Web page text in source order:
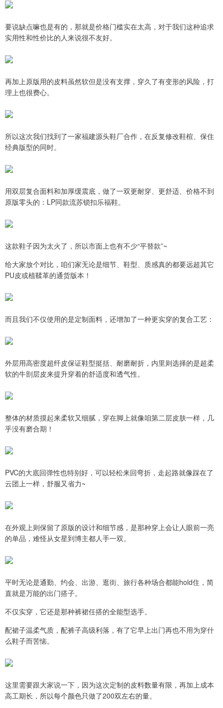
要说缺点嘛也是有的，那就是价格门槛实在太高，对于我们这种追求
实用性和性价比的人来说很不友好。
再加上原版用的皮料虽然软但是没有支撑，穿久了有变形的风险，打
理上也很费心。
所以这次我们找到了一家福建源头鞋厂合作，在反复修改鞋楦、保住
经典版型的同时。
用双层复合面料和加厚缓震底，做了一双更耐穿、更舒适、价格不到
原版零头的：LP同款流苏锁扣乐福鞋。
这款鞋子因为太火了，所以市面上也有不少“平替款”~
给大家放个对比，咱们家无论是细节、鞋型、质感真的都要远超其它
PU皮或植鞣革的通货版本！
而且我们不仅使用的是定制面料，还增加了一种更实穿的复合工艺：
外层用高密度超纤皮保证鞋型挺括、耐磨耐折，内里则选择的是超柔
软的牛剖层皮来提升穿着的舒适度和透气性。
整体的材质摸起来柔软又细腻，穿在脚上就像咱第二层皮肤一样，几
乎没有磨合期！
PVC的大底回弹性也特别好，可以轻松来回弯折，走起路就像踩在了
云团上一样，舒服又省力~
在外观上则保留了原版的设计和细节感，是那种穿上会让人眼前一亮
的单品，难怪从女星到博主都人手一双。
平时无论是通勤、约会、出游、逛街、旅行各种场合都能hold住，简
直就是万能的出门搭子。
不仅实穿，它还是那种裤裙任搭的全能型选手。
配裙子温柔气质，配裤子高级利落，有了它早上出门再也不用为穿什
么鞋子而苦恼。
这里需要跟大家说一下，因为这次定制的皮料数量有限，再加上成本
高工期长，所以每个颜色只做了200双左右的量。